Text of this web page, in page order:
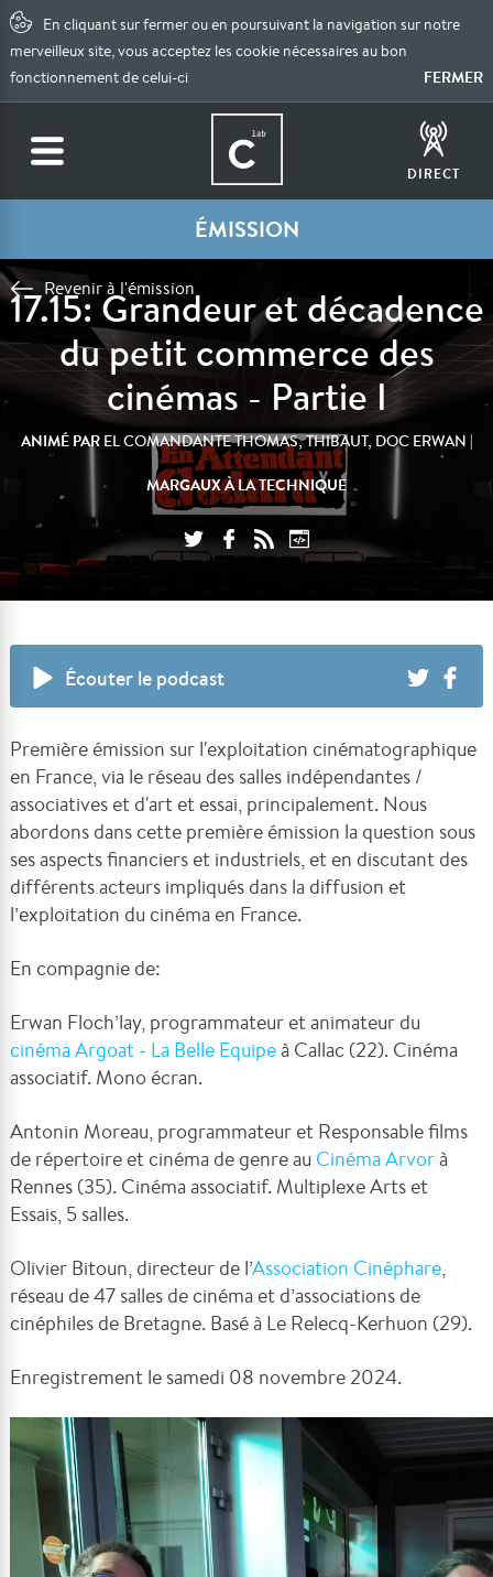
En cliquant sur fermer ou en poursuivant la navigation sur notre
merveilleux site, vous acceptez les cookie nécessaires au bon
fonctionnement de celui-ci
FERMER
DIRECT
ÉMISSION
Revenir à l'émission
17.15: Grandeur et décadence
du petit commerce des
cinémas - Partie I
ANIMÉ PAR EL COMANDANTE THOMAS, THIBAUT, DOC ERWAN |
MARGAUX À LA TECHNIQUE
Écouter le podcast
Première émission sur l'exploitation cinématographique
en France, via le réseau des salles indépendantes /
associatives et d'art et essai, principalement. Nous
abordons dans cette première émission la question sous
ses aspects financiers et industriels, et en discutant des
différents acteurs impliqués dans la diffusion et
l’exploitation du cinéma en France.
En compagnie de:
Erwan Floch’lay, programmateur et animateur du
cinéma Argoat - La Belle Equipeà Callac (22). Cinéma
associatif. Mono écran.
Antonin Moreau, programmateur et Responsable films
de répertoire et cinéma de genre au Cinéma Arvorà
Rennes (35). Cinéma associatif. Multiplexe Arts et
Essais, 5 salles.
Olivier Bitoun, directeur de l’Association Cinéphare,
réseau de 47 salles de cinéma et d’associations de
cinéphiles de Bretagne. Basé à Le Relecq-Kerhuon (29).
Enregistrement le samedi 08 novembre 2024.